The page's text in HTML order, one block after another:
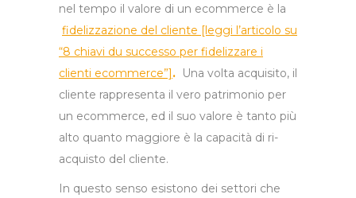
nel tempo il valore di un ecommerce è la
fidelizzazione del cliente [leggi l’articolo su
“8 chiavi du successo per fidelizzare i
clienti ecommerce”] . Una volta acquisito, il
cliente rappresenta il vero patrimonio per
un ecommerce, ed il suo valore è tanto più
alto quanto maggiore è la capacità di ri-
acquisto del cliente.
In questo senso esistono dei settori che